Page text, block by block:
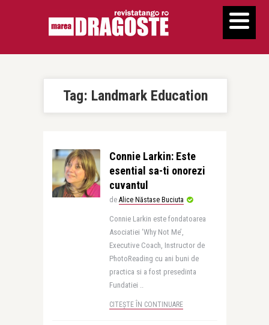
Tag: Landmark Education
Connie Larkin: Este
esential sa-ti onorezi
cuvantul
de Alice Năstase Buciuta
Connie Larkin este fondatoarea
Asociatiei ‘Why Not Me’,
Executive Coach, Instructor de
PhotoReading cu ani buni de
practica si a fost presedinta
Fundatiei ..
CITEȘTE ÎN CONTINUARE